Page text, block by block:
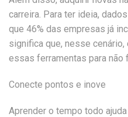
carreira. Para ter ideia,
que 46% das empresas já
significa que, nesse cenário,
essas ferramentas para não
Conecte pontos e inove
Aprender o tempo todo